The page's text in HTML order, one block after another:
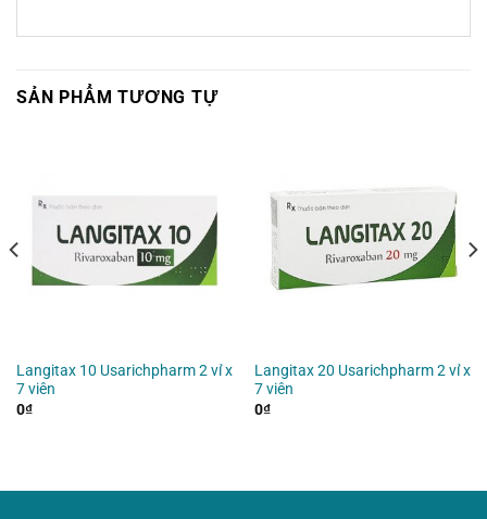
SẢN PHẨM TƯƠNG TỰ
Langitax 10 Usarichpharm 2 vỉ x
7 viên
0₫
Langitax 20 Usarichpharm 2 vỉ x
7 viên
0₫